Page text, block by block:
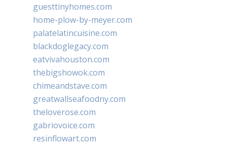
guesttinyhomes.com
home-plow-by-meyer.com
palatelatincuisine.com
blackdoglegacy.com
eatvivahouston.com
thebigshowok.com
chimeandstave.com
greatwallseafoodny.com
theloverose.com
gabriovoice.com
resinflowart.com